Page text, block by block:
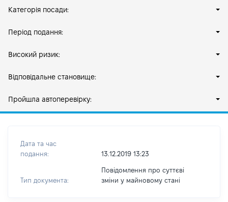
Категорія посади:
Період подання:
Високий ризик:
Відповідальне становище:
Пройшла автоперевірку:
Дата та час
подання:
13.12.2019 13:23
Тип документа:
Повідомлення про суттєві
зміни y майновому стані